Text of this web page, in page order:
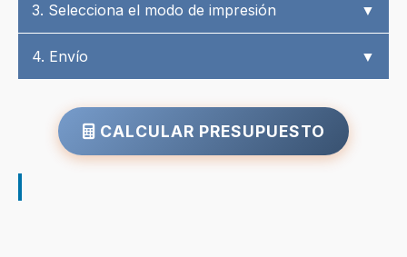
3. Selecciona el modo de impresión ▼
4. Envío ▼
CALCULAR PRESUPUESTO